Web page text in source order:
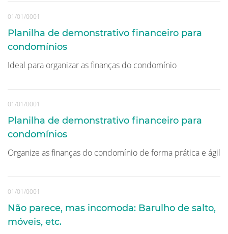
01/01/0001
Planilha de demonstrativo financeiro para
condomínios
Ideal para organizar as finanças do condomínio
01/01/0001
Planilha de demonstrativo financeiro para
condomínios
Organize as finanças do condomínio de forma prática e ágil
01/01/0001
Não parece, mas incomoda: Barulho de salto,
móveis, etc.